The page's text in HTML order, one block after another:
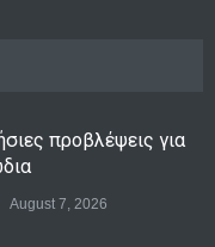
προβλέψεις για
August 7, 2026